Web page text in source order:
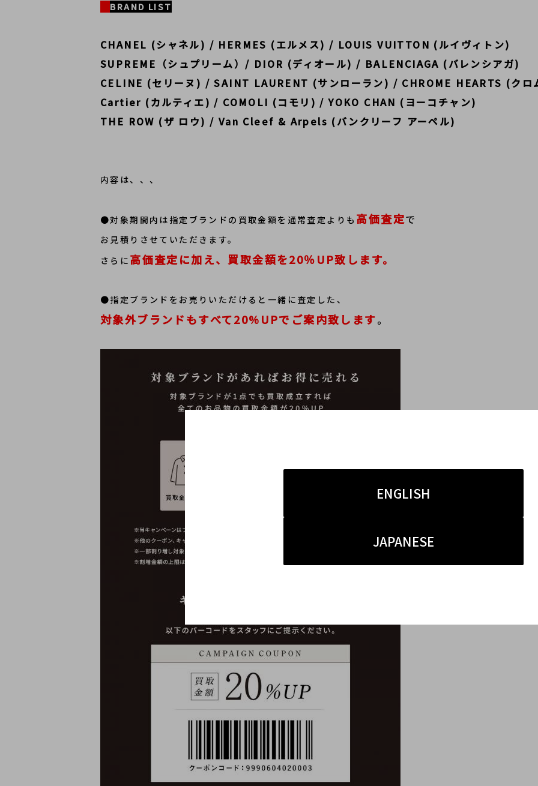
ENGLISH
JAPANESE
BRAND LIST
CHANEL (シャネル) / HERMES (エルメス) / LOUIS VUITTON (ルイヴィトン)
SUPREME（シュプリーム）/ DIOR (ディオール) / BALENCIAGA (バレンシアガ)
CELINE (セリーヌ) / SAINT LAURENT (サンローラン) / CHROME HEARTS (クロ
Cartier (カルティエ) / COMOLI (コモリ) / YOKO CHAN (ヨーコチャン)
THE ROW (ザ ロウ) / Van Cleef & Arpels (バンクリーフ アーペル)
内容は、、、
●対象期間内は指定ブランドの買取金額を通常査定よりも 高価査定で
お見積りさせていただきます。
さらに 高価査定に加え、買取金額を20％UP致します。
●指定ブランドをお売りいただけると一緒に査定した、
対象外ブランドもすべて20%UPでご案内致します。